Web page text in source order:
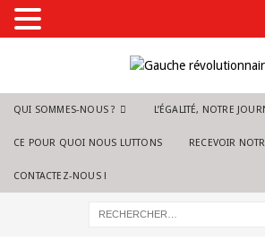
QUI SOMMES-NOUS ? L’ÉGALITÉ, NOTRE
CE POUR QUOI NOUS LUTTONS RECEVOIR
CONTACTEZ-NOUS !